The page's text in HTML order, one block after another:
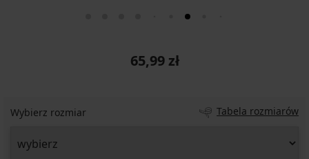
65,99 zł
Wybierz rozmiar Tabela rozmiarów